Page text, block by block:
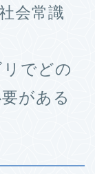
会常識
でどの
がある